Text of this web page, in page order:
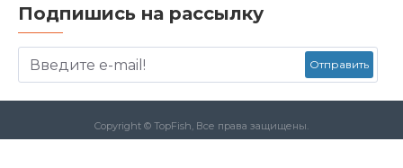
Подпишись на рассылку
Отправить
Copyright © TopFish, Все права защищены.